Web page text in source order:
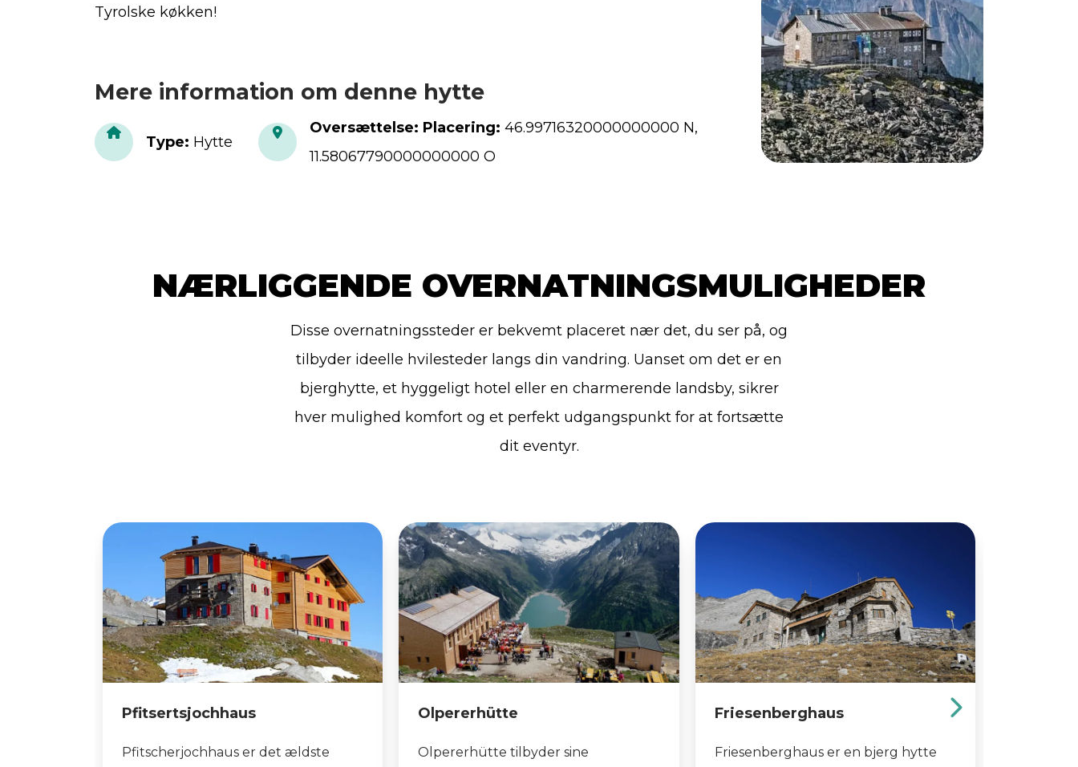
Tyrolske køkken!
Mere information om denne hytte
Type: Hytte
Oversættelse: Placering: 46.99716320000000000 N,
11.58067790000000000 O
NÆRLIGGENDE OVERNATNINGSMULIGHEDER
Disse overnatningssteder er bekvemt placeret nær det, du ser på, og
tilbyder ideelle hvilesteder langs din vandring. Uanset om det er en
bjerghytte, et hyggeligt hotel eller en charmerende landsby, sikrer
hver mulighed komfort og et perfekt udgangspunkt for at fortsætte
dit eventyr.
Pfitsertsjochhaus
Pfitscherjochhaus er det ældste
Olpererhütte
Olpererhütte tilbyder sine
Friesenberghaus
Friesenberghaus er en bjerg hytte